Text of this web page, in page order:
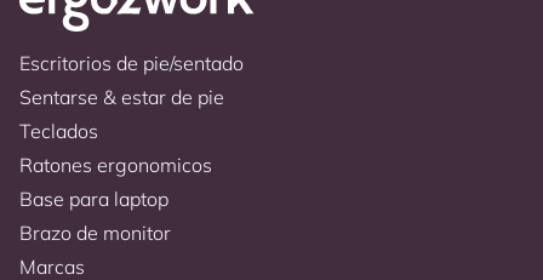
Escritorios de pie/sentado
Sentarse & estar de pie
Teclados
Ratones ergonomicos
Base para laptop
Brazo de monitor
Marcas